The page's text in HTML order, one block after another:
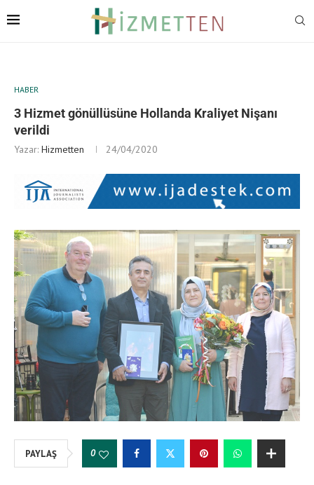
HABER
3 Hizmet gönüllüsüne Hollanda Kraliyet Nişanı
verildi
Yazar: Hizmetten 24/04/2020
PAYLAŞ 0